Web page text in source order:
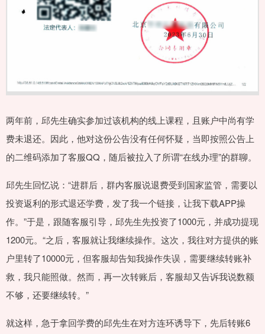
两年前，邱先生确实参加过该机构的线上课程，且账户中尚有学
费未退还。因此，他对这份公告没有任何怀疑，当即按照公告上
的二维码添加了客服QQ，随后被拉入了所谓“在线办理”的群聊。
邱先生回忆说：“进群后，群内客服说退费受到国家监管，需要以
投资返利的形式退还学费，发了我一个链接，让我下载APP操
作。”于是，跟随客服引导，邱先生先投资了1000元，并成功提现
1200元。“之后，客服就让我继续操作。这次，我往对方提供的账
户里转了10000元，但客服却告知我操作失误，需要继续转账补
救，我只能照做。然而，再一次转账后，客服却又告诉我说数额
不够，还要继续转。”
就这样，急于拿回学费的邱先生在对方连环诱导下，先后转账6